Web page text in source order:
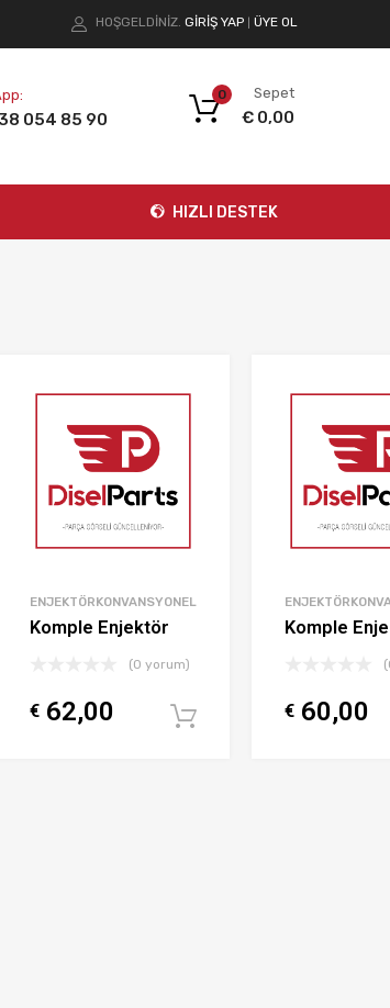
HOŞGELDİNİZ. GIRIŞ YAP ÜYE OL
054 85 90
Sepet
€ 0,00
0
HIZLI DESTEK
Listeme Ekle
Sepete Ekle
İstek Listeme Ekle
ENJEKTÖRKONVANSYONEL
Komple Enjektör
(0 yorum)
€ 62,00 Sepete Ekle
Komple
€ 60,00